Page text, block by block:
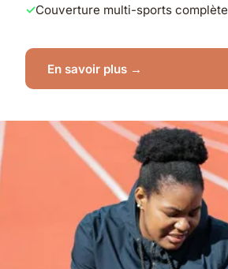
Couverture multi-sports complète
En savoir plus →